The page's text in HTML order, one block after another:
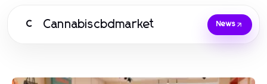
C Cannabiscbdmarket News